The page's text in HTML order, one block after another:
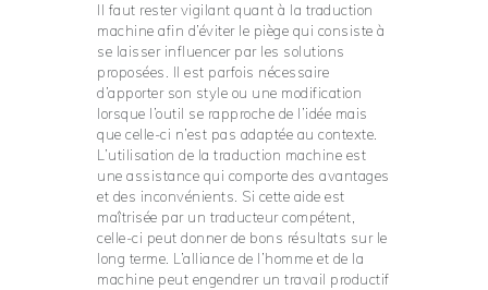
Il faut rester vigilant quant à la traduction
machine afin d’éviter le piège qui consiste à
se laisser influencer par les solutions
proposées. Il est parfois nécessaire
d’apporter son style ou une modification
lorsque l’outil se rapproche de l’idée mais
que celle-ci n’est pas adaptée au contexte.
L’utilisation de la traduction machine est
une assistance qui comporte des avantages
et des inconvénients. Si cette aide est
maîtrisée par un traducteur compétent,
celle-ci peut donner de bons résultats sur le
long terme. L’alliance de l’homme et de la
machine peut engendrer un travail productif